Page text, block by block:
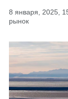
8 января, 2025,
рынок